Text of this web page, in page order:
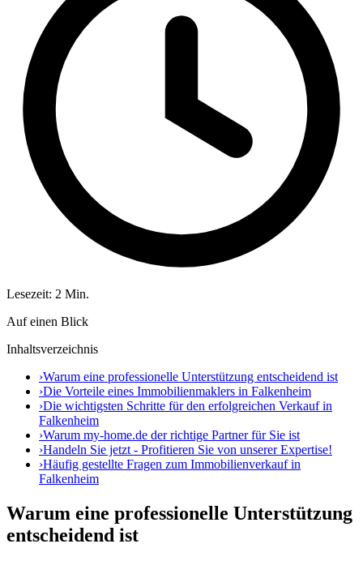
Lesezeit: 2 Min.
Auf einen Blick
Inhaltsverzeichnis
›Warum eine professionelle Unterstützung entscheidend ist
›Die Vorteile eines Immobilienmaklers in Falkenheim
›Die wichtigsten Schritte für den erfolgreichen Verkauf in
Falkenheim
›Warum my-home.de der richtige Partner für Sie ist
›Handeln Sie jetzt - Profitieren Sie von unserer Expertise!
›Häufig gestellte Fragen zum Immobilienverkauf in
Falkenheim
Warum eine professionelle Unterstützung
entscheidend ist